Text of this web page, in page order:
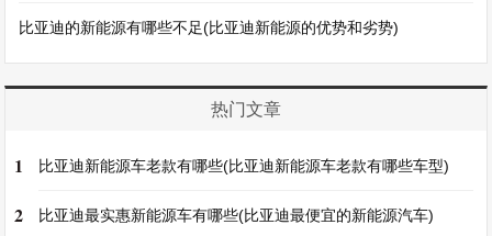
比亚迪的新能源有哪些不足(比亚迪新能源的优势和劣势)
热门文章
1 比亚迪新能源车老款有哪些(比亚迪新能源车老款有哪些车型)
2 比亚迪最实惠新能源车有哪些(比亚迪最便宜的新能源汽车)